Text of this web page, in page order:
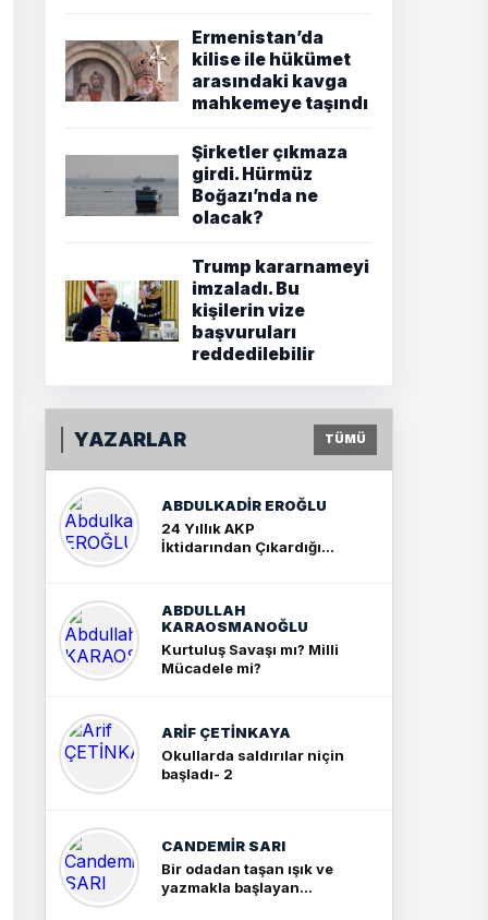
Ermenistan’da
kilise ile hükümet
arasındaki kavga
mahkemeye taşındı
Şirketler çıkmaza
girdi. Hürmüz
Boğazı’nda ne
olacak?
Trump kararnameyi
imzaladı. Bu
kişilerin vize
başvuruları
reddedilebilir
YAZARLAR TÜMÜ
ABDULKADIR EROĞLU
24 Yıllık AKP
İktidarından Çıkardığım
ABDULLAH
KARAOSMANOĞLU
Kurtuluş Savaşı mı? Milli
Mücadele mi?
ARIF ÇETİNKAYA
Okullarda saldırılar niçin
başladı- 2
CANDEMIR SARI
Bir odadan taşan ışık ve
yazmakla başlayan